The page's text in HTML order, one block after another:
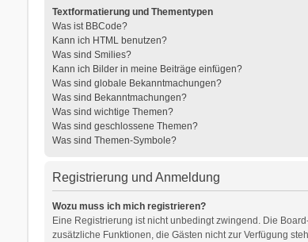
Textformatierung und Thementypen
Was ist BBCode?
Kann ich HTML benutzen?
Was sind Smilies?
Kann ich Bilder in meine Beiträge einfügen?
Was sind globale Bekanntmachungen?
Was sind Bekanntmachungen?
Was sind wichtige Themen?
Was sind geschlossene Themen?
Was sind Themen-Symbole?
Registrierung und Anmeldung
Wozu muss ich mich registrieren?
Eine Registrierung ist nicht unbedingt zwingend. Die
zusätzliche Funktionen, die Gästen nicht zur Verfügung